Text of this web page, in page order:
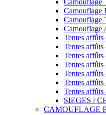
Camouflage
Camouflage
Camouflage
Camouflage
Tentes
Tentes
Tentes
Tentes
Tentes
Tentes
Tentes
SIEGES /
CAMOUFLAGE